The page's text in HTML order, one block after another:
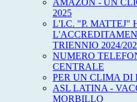
AMAZON - UN
2025
L'I.C. "P. MATTEJ"
TRIENNIO 2024/
NUMERO
CENTRALE
PER UN CLIMA DI
ASL LATINA -
MORBILLO